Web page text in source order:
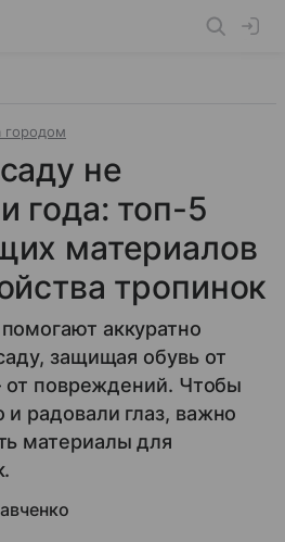
городом
не
года: топ-5
материалов
тропинок
аккуратно
защищая обувь от
от повреждений. Чтобы
радовали глаз, важно
материалы для